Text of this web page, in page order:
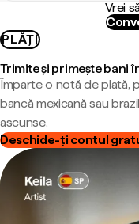
Vrei
PLĂȚI
Trimite și primește bani
Împarte o notă de plată,
bancă mexicană sau
ascunse.
Deschide-ți contul